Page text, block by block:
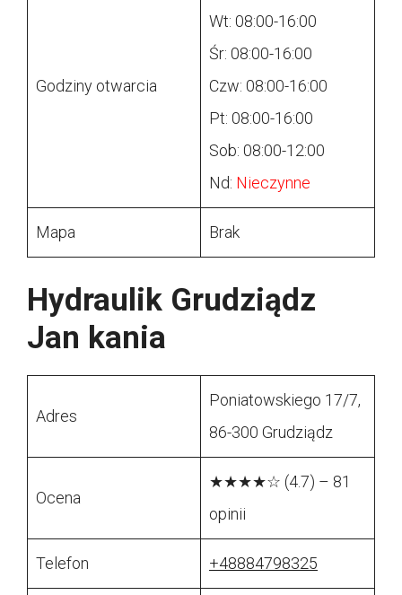
Godziny otwarcia
Wt: 08:00-16:00
Śr: 08:00-16:00
Czw: 08:00-16:00
Pt: 08:00-16:00
Sob: 08:00-12:00
Nd: Nieczynne
Mapa Brak
Hydraulik Grudziądz
Jan kania
Adres
Poniatowskiego 17/7,
86-300 Grudziądz
Ocena
★★★★☆ (4.7) – 81
opinii
Telefon +48884798325